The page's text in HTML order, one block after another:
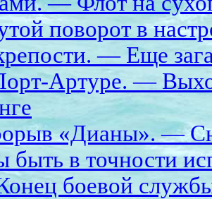
поворот в
— Еще
Артуре. —
«Дианы». —
быть в точности
боевой